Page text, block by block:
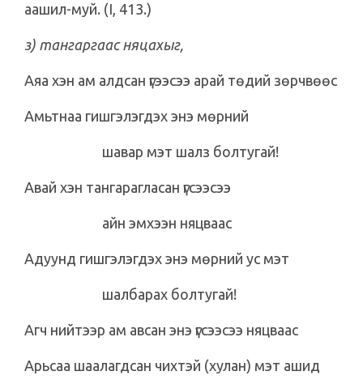
аашил-муй. (I, 413.)
з) тангаргаас няцахыг,
Аяа хэн ам алдсан үгээсээ арай төдий зөрчвөөс
Амьтнаа гишгэлэгдэх энэ мөрний
шавар мэт шалз болтугай!
Авай хэн тангарагласан үгсээсээ
айн эмхээн няцваас
Адуунд гишгэлэгдэх энэ мөрний ус мэт
шалбарах болтугай!
Агч нийтээр ам авсан энэ үгсээсээ няцваас
Арьсаа шаалагдсан чихтэй (хулан) мэт ашид